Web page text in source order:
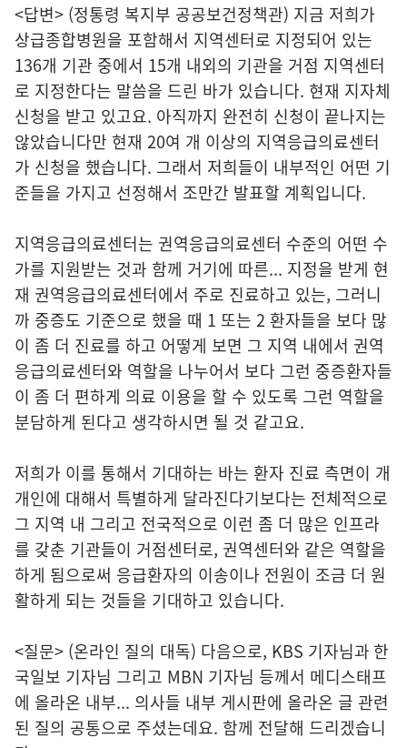
<답변> (정통령 복지부 공공보건정책관) 지금 저희가
상급종합병원을 포함해서 지역센터로 지정되어 있는
136개 기관 중에서 15개 내외의 기관을 거점 지역센터
로 지정한다는 말씀을 드린 바가 있습니다. 현재 지자체
신청을 받고 있고요. 아직까지 완전히 신청이 끝나지는
않았습니다만 현재 20여 개 이상의 지역응급의료센터
가 신청을 했습니다. 그래서 저희들이 내부적인 어떤 기
준들을 가지고 선정해서 조만간 발표할 계획입니다.
지역응급의료센터는 권역응급의료센터 수준의 어떤 수
가를 지원받는 것과 함께 거기에 따른... 지정을 받게 현
재 권역응급의료센터에서 주로 진료하고 있는, 그러니
까 중증도 기준으로 했을 때 1 또는 2 환자들을 보다 많
이 좀 더 진료를 하고 어떻게 보면 그 지역 내에서 권역
응급의료센터와 역할을 나누어서 보다 그런 중증환자들
이 좀 더 편하게 의료 이용을 할 수 있도록 그런 역할을
분담하게 된다고 생각하시면 될 것 같고요.
저희가 이를 통해서 기대하는 바는 환자 진료 측면이 개
개인에 대해서 특별하게 달라진다기보다는 전체적으로
그 지역 내 그리고 전국적으로 이런 좀 더 많은 인프라
를 갖춘 기관들이 거점센터로, 권역센터와 같은 역할을
하게 됨으로써 응급환자의 이송이나 전원이 조금 더 원
활하게 되는 것들을 기대하고 있습니다.
<질문> (온라인 질의 대독) 다음으로, KBS 기자님과 한
국일보 기자님 그리고 MBN 기자님 등께서 메디스태프
에 올라온 내부... 의사들 내부 게시판에 올라온 글 관련
된 질의 공통으로 주셨는데요. 함께 전달해 드리겠습니